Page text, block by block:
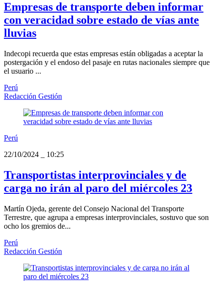
Empresas de transporte deben informar
con veracidad sobre estado de vías ante
lluvias
Indecopi recuerda que estas empresas están obligadas a aceptar la
postergación y el endoso del pasaje en rutas nacionales siempre que
el usuario ...
Perú
Redacción Gestión
Perú
22/10/2024
10:25
Transportistas interprovinciales y de
carga no irán al paro del miércoles 23
Martín Ojeda, gerente del Consejo Nacional del Transporte
Terrestre, que agrupa a empresas interprovinciales, sostuvo que son
ocho los gremios de...
Perú
Redacción Gestión